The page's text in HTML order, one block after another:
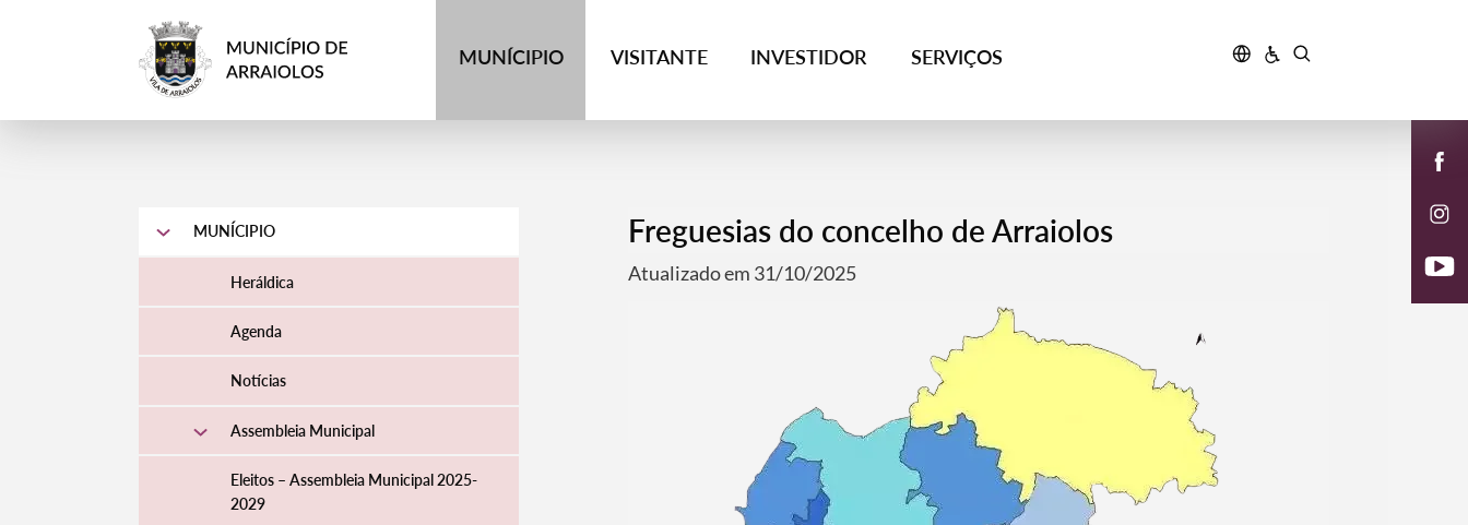
MUNÍCIPIO VISITANTE INVESTIDOR SERVIÇOS
MUNÍCIPIO
Heráldica
Agenda
Notícias
Assembleia Municipal
Eleitos – Assembleia Municipal 2025-
2029
Freguesias do concelho de Arraiolos
Atualizado em 31/10/2025